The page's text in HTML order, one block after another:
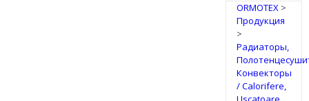
ORMOTEX>
Продукция
>
Радиаторы,
Конвекторы
/ Calorifere,